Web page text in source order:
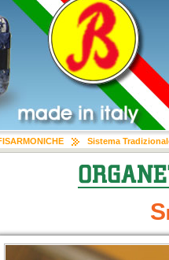
Sistema